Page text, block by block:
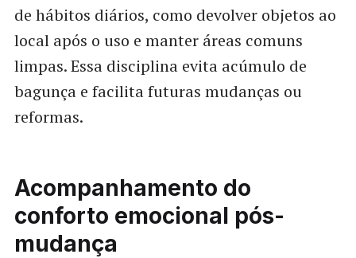
de hábitos diários, como devolver objetos ao
local após o uso e manter áreas comuns
limpas. Essa disciplina evita acúmulo de
bagunça e facilita futuras mudanças ou
reformas.
Acompanhamento do
conforto emocional pós-
mudança